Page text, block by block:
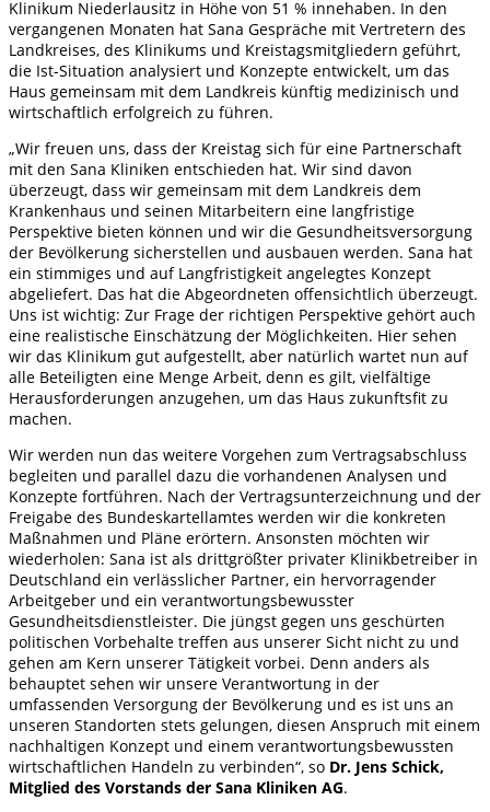
Klinikum Niederlausitz in Höhe von 51 % innehaben. In den
vergangenen Monaten hat Sana Gespräche mit Vertretern des
Landkreises, des Klinikums und Kreistagsmitgliedern geführt,
die Ist-Situation analysiert und Konzepte entwickelt, um das
Haus gemeinsam mit dem Landkreis künftig medizinisch und
wirtschaftlich erfolgreich zu führen.
„Wir freuen uns, dass der Kreistag sich für eine Partnerschaft
mit den Sana Kliniken entschieden hat. Wir sind davon
überzeugt, dass wir gemeinsam mit dem Landkreis dem
Krankenhaus und seinen Mitarbeitern eine langfristige
Perspektive bieten können und wir die Gesundheitsversorgung
der Bevölkerung sicherstellen und ausbauen werden. Sana hat
ein stimmiges und auf Langfristigkeit angelegtes Konzept
abgeliefert. Das hat die Abgeordneten offensichtlich überzeugt.
Uns ist wichtig: Zur Frage der richtigen Perspektive gehört auch
eine realistische Einschätzung der Möglichkeiten. Hier sehen
wir das Klinikum gut aufgestellt, aber natürlich wartet nun auf
alle Beteiligten eine Menge Arbeit, denn es gilt, vielfältige
Herausforderungen anzugehen, um das Haus zukunftsfit zu
machen.
Wir werden nun das weitere Vorgehen zum Vertragsabschluss
begleiten und parallel dazu die vorhandenen Analysen und
Konzepte fortführen. Nach der Vertragsunterzeichnung und der
Freigabe des Bundeskartellamtes werden wir die konkreten
Maßnahmen und Pläne erörtern. Ansonsten möchten wir
wiederholen: Sana ist als drittgrößter privater Klinikbetreiber in
Deutschland ein verlässlicher Partner, ein hervorragender
Arbeitgeber und ein verantwortungsbewusster
Gesundheitsdienstleister. Die jüngst gegen uns geschürten
politischen Vorbehalte treffen aus unserer Sicht nicht zu und
gehen am Kern unserer Tätigkeit vorbei. Denn anders als
behauptet sehen wir unsere Verantwortung in der
umfassenden Versorgung der Bevölkerung und es ist uns an
unseren Standorten stets gelungen, diesen Anspruch mit einem
nachhaltigen Konzept und einem verantwortungsbewussten
wirtschaftlichen Handeln zu verbinden“, so Dr. Jens Schick,
Mitglied des Vorstands der Sana Kliniken AG.